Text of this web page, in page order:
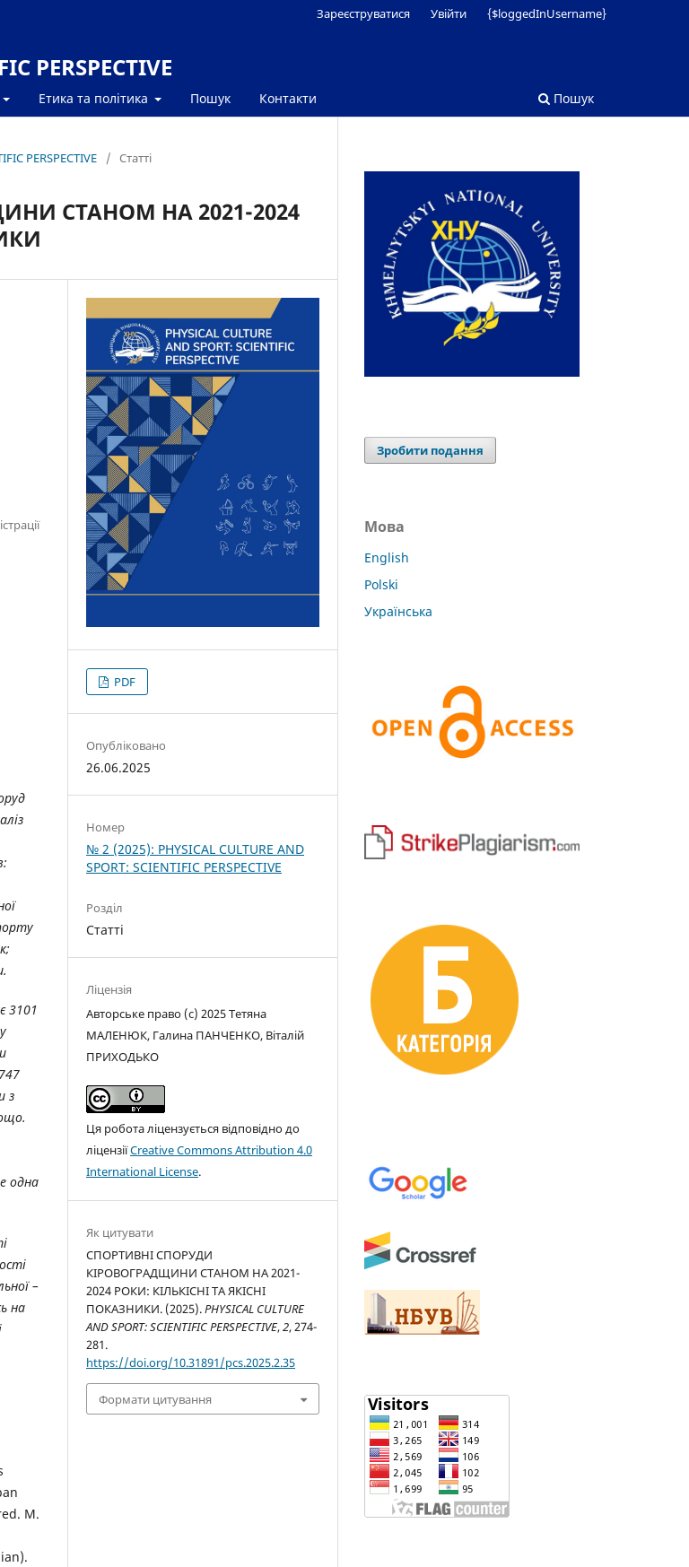
PERSPECTIVE
Етика та політика Пошук Контакти Пошук
Зареєструватися Увійти {$loggedInUsername}
PERSPECTIVE / Статті
СТАНОМ НА 2021-2024
;
3101
з
одна
–
на
M.
PDF
Опубліковано
26.06.2025
Номер
№ 2 (2025): PHYSICAL CULTURE AND
SPORT: SCIENTIFIC PERSPECTIVE
Розділ
Статті
Ліцензія
Авторське право (c) 2025 Тетяна
МАЛЕНЮК, Галина ПАНЧЕНКО, Віталій
ПРИХОДЬКО
Ця робота ліцензується відповідно до
ліцензіїCreative Commons Attribution 4.0
International License.
Як цитувати
СПОРТИВНІ СПОРУДИ
КІРОВОГРАДЩИНИ СТАНОМ НА 2021-
2024 РОКИ: КІЛЬКІСНІ ТА ЯКІСНІ
ПОКАЗНИКИ. (2025).PHYSICAL CULTURE
AND SPORT: SCIENTIFIC PERSPECTIVE,2, 274-
281.
https://doi.org/10.31891/pcs.2025.2.35
Формати цитування
Зробити подання
Мова
English
Polski
Українська